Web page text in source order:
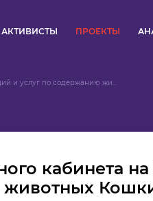
АКТИВИСТЫ ПРОЕКТЫ
и услуг по содержанию жи...
кабинета на
животных